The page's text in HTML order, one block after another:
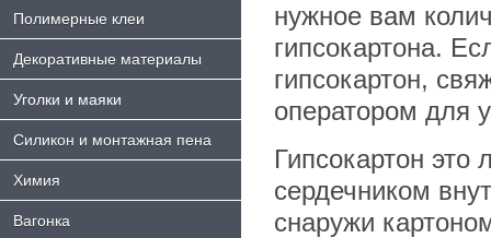
Полимерные клеи
Декоративные материалы
Уголки и маяки
Силикон и монтажная пена
Химия
Bагонка
нужное вам
гипсокартона.
гипсокартон,
оператором для
Гипсокартон это
сердечником
снаружи